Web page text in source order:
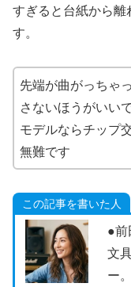
すぎると台紙から
す。
先端が曲がっちゃ
さないほうがいい
モデルならチップ
無難です
この記事を書いた人
●
文
ー